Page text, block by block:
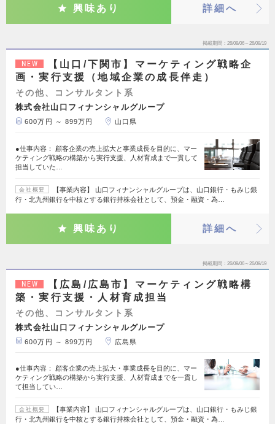
興味あり 詳細へ
掲載期間 26/08/06～26/08/19
NEW
【山口/下関市】マーケティング戦略企
画・実行支援（地域企業の成長伴走）
その他、コンサルタント系
株式会社山口フィナンシャルグループ
600万円 ～ 899万円 山口県
●仕事内容： 顧客企業の売上拡大と事業成長を目的に、マー
ケティング戦略の構築から実行支援、人材育成まで一貫して
担当していた…
会社概要
【事業内容】 山口フィナンシャルグループは、山口銀行・もみじ銀
行・北九州銀行を中核とする銀行持株会社として、預金・融資・為…
興味あり 詳細へ
掲載期間 26/08/06～26/08/19
NEW
【広島/広島市】マーケティング戦略構
築・実行支援・人材育成担当
その他、コンサルタント系
株式会社山口フィナンシャルグループ
600万円 ～ 899万円 広島県
●仕事内容： 顧客企業の売上拡大・事業成長を目的に、マー
ケティング戦略の構築から実行支援、人材育成までを一貫し
て担当してい…
会社概要
【事業内容】 山口フィナンシャルグループは、山口銀行・もみじ銀
行・北九州銀行を中核とする銀行持株会社として、預金・融資・為…